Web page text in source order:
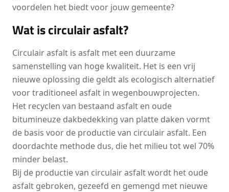
voordelen het biedt voor jouw gemeente?
Wat is circulair asfalt?
Circulair asfalt is asfalt met een duurzame
samenstelling van hoge kwaliteit. Het is een vrij
nieuwe oplossing die geldt als ecologisch alternatief
voor traditioneel asfalt in wegenbouwprojecten.
Het recyclen van bestaand asfalt en oude
bitumineuze dakbedekking van platte daken vormt
de basis voor de productie van circulair asfalt. Een
doordachte methode dus, die het milieu tot wel 70%
minder belast.
Bij de productie van circulair asfalt wordt het oude
asfalt gebroken, gezeefd en gemengd met nieuwe